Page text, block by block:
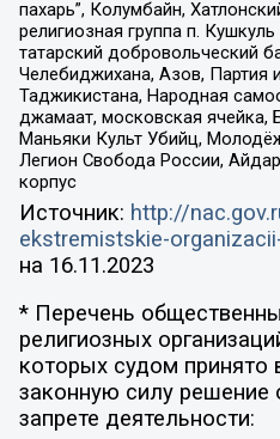
пахарь”, Колумбайн,
религиозная группа п.
татарский добровольческий
Челебиджихана, Азов, Партия
Таджикистана, Народная
джамаат, московская ячейка,
Маньяки Культ Убийц,
Легион Свобода России,
корпус
Источник: http://
ekstremistskie-
на 16.11.2023
* Перечень
религиозных
которых судом принято
законную силу решение
запрете деятельности: